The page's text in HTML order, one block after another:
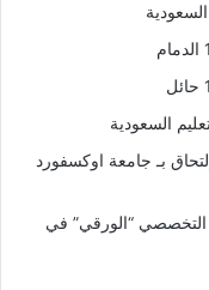
السعودية
بـ جامعة اوكسفورد
التخصصي “الورقي” في